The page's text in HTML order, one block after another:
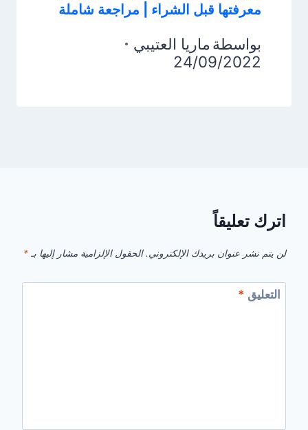
معرفتها قبل الشراء | مراجعة شاملة
بواسطة ماريا العتيبي
24/09/2022
اترك تعليقاً
لن يتم نشر عنوان بريدك الإلكتروني. الحقول الإلزامية مشار إليها بـ *
التعليق *